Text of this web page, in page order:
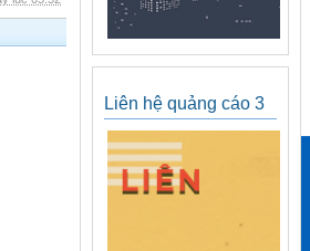
Liên hệ quảng cáo 3